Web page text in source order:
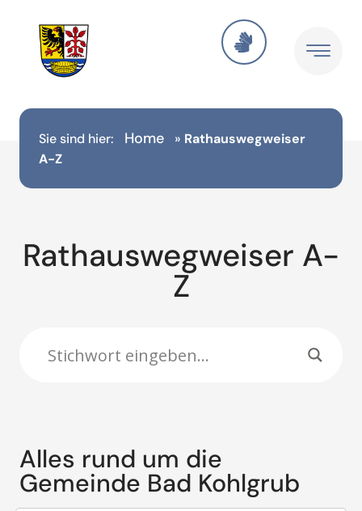
springen
Sie sind hier: Home » Rathauswegweiser
A-Z
Rathauswegweiser A-
Z
Alles rund um die
Gemeinde Bad Kohlgrub